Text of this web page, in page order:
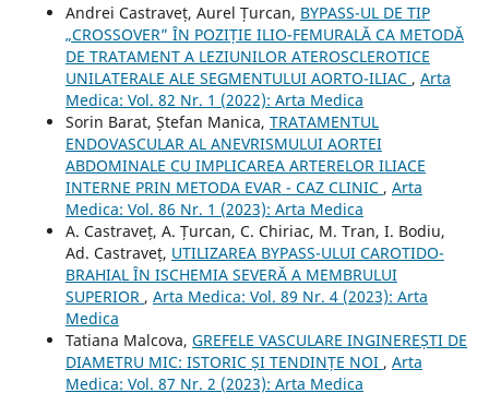
Andrei Castraveț, Aurel Țurcan, BYPASS-UL DE TIP
„CROSSOVER” ÎN POZIȚIE ILIO-FEMURALĂ CA METODĂ
DE TRATAMENT A LEZIUNILOR ATEROSCLEROTICE
UNILATERALE ALE SEGMENTULUI AORTO-ILIAC , Arta
Medica: Vol. 82 Nr. 1 (2022): Arta Medica
Sorin Barat, Ștefan Manica, TRATAMENTUL
ENDOVASCULAR AL ANEVRISMULUI AORTEI
ABDOMINALE CU IMPLICAREA ARTERELOR ILIACE
INTERNE PRIN METODA EVAR - CAZ CLINIC , Arta
Medica: Vol. 86 Nr. 1 (2023): Arta Medica
A. Castraveț, A. Țurcan, C. Chiriac, M. Tran, I. Bodiu,
Ad. Castraveț, UTILIZAREA BYPASS-ULUI CAROTIDO-
BRAHIAL ÎN ISCHEMIA SEVERĂ A MEMBRULUI
SUPERIOR , Arta Medica: Vol. 89 Nr. 4 (2023): Arta
Medica
Tatiana Malcova, GREFELE VASCULARE INGINEREȘTI DE
DIAMETRU MIC: ISTORIC ȘI TENDINȚE NOI , Arta
Medica: Vol. 87 Nr. 2 (2023): Arta Medica